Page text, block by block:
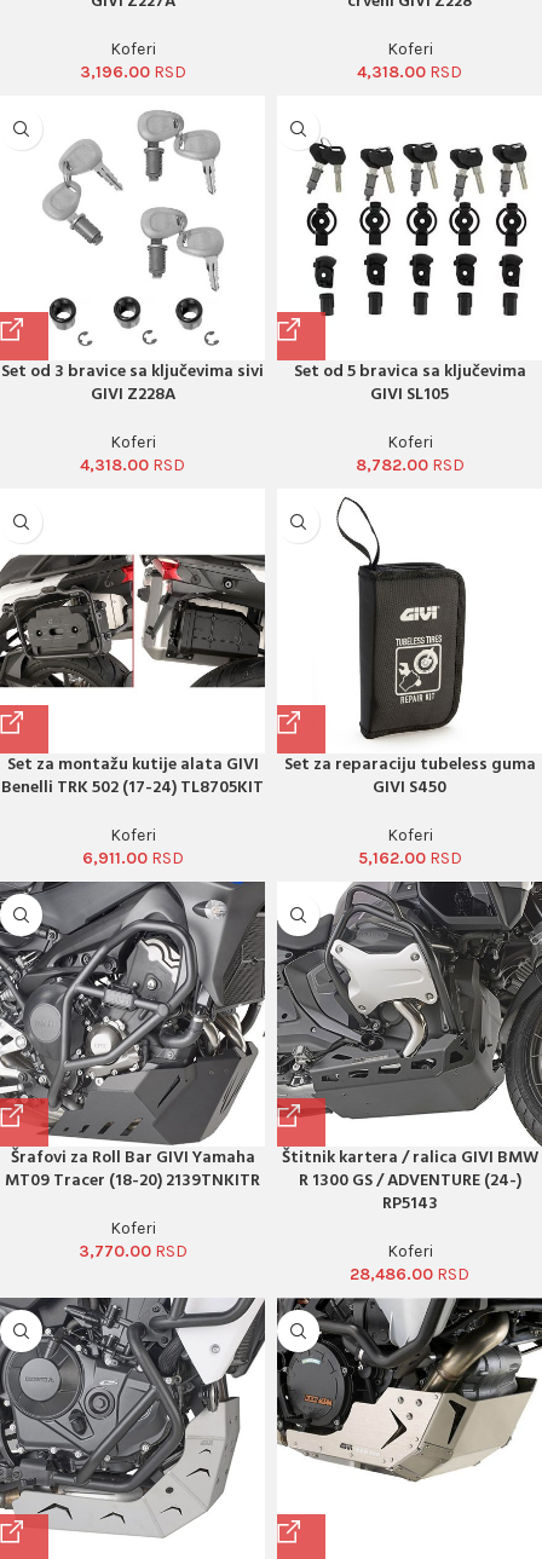
Koferi
3,196.00
Koferi
4,318.00
Set od 3 bravice sa ključevima sivi
GIVI Z228A
Koferi
4,318.00
Set od 5 bravica sa ključevima
GIVI SL105
Koferi
8,782.00
Set za montažu kutije alata GIVI
Benelli TRK 502 (17-24) TL8705KIT
Koferi
6,911.00
Set za reparaciju tubeless guma
GIVI S450
Koferi
5,162.00
Šrafovi za Roll Bar GIVI Yamaha
MT09 Tracer (18-20) 2139TNKITR
Koferi
3,770.00
Štitnik kartera / ralica GIVI BMW
R 1300 GS / ADVENTURE (24-)
RP5143
Koferi
28,486.00